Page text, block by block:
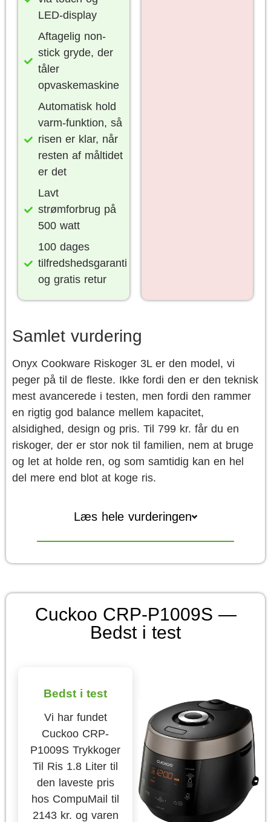
LED-display
Aftagelig non-
stick gryde, der
tåler
opvaskemaskine
Automatisk hold
varm-funktion, så
risen er klar, når
resten af måltidet
er det
Lavt
strømforbrug på
500 watt
100 dages
tilfredshedsgaranti
og gratis retur
Samlet vurdering
Onyx Cookware Riskoger 3L er den model, vi
peger på til de fleste. Ikke fordi den er den teknisk
mest avancerede i testen, men fordi den rammer
en rigtig god balance mellem kapacitet,
alsidighed, design og pris. Til 799 kr. får du en
riskoger, der er stor nok til familien, nem at bruge
og let at holde ren, og som samtidig kan en hel
del mere end blot at koge ris.
Læs hele vurderingen
Cuckoo CRP-P1009S —
Bedst i test
Bedst i test
Vi har fundet
Cuckoo CRP-
P1009S Trykkoger
Til Ris 1.8 Liter til
den laveste pris
hos CompuMail til
2143 kr. og varen